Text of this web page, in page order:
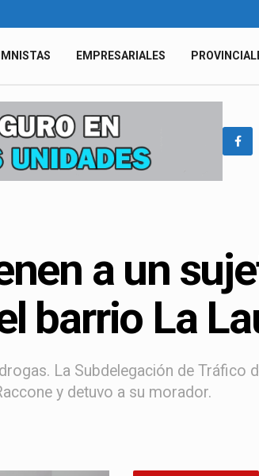
EMPRESARIALES
a un
barrio La
La Subdelegación de Tráfico
y detuvo a su morador.